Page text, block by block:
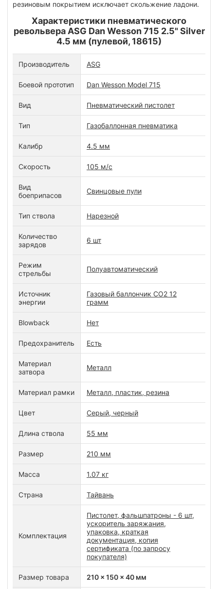
резиновым покрытием исключает скольжение ладони.
Характеристики пневматического
револьвера ASG Dan Wesson 715 2.5" Silver
4.5 мм (пулевой, 18615)
Производитель ASG
Боевой прототип Dan Wesson Model 715
Вид Пневматический пистолет
Тип Газобаллонная пневматика
Калибр 4.5 мм
Скорость 105 м/с
Вид
боеприпасов
Свинцовые пули
Тип ствола Нарезной
Количество
зарядов
6 шт
Режим
стрельбы
Полуавтоматический
Источник
энергии
Газовый баллончик CO2 12
грамм
Blowback Нет
Предохранитель Есть
Материал
затвора
Металл
Материал рамки Металл, пластик, резина
Цвет Серый, черный
Длина ствола 55 мм
Размер 210 мм
Масса 1.07 кг
Страна Тайвань
Комплектация
Пистолет, фальшпатроны - 6 шт,
ускоритель заряжания,
упаковка, краткая
документация, копия
сертификата (по запросу
покупателя)
Размер товара 210 x 150 x 40 мм